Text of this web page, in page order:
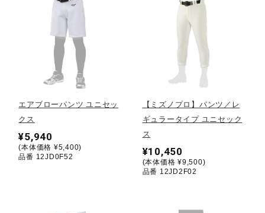
バレーボール
テニス／ソフトテニス
バドミントン
陸上競技
エアブローパンツ ユニセッ
クス
¥5,940
(本体価格 ¥5,400)
品番 12JD0F52
【ミズノプロ】パンツ／レ
ギュラータイプ ユニセック
ス
¥10,450
(本体価格 ¥9,500)
品番 12JD2F02